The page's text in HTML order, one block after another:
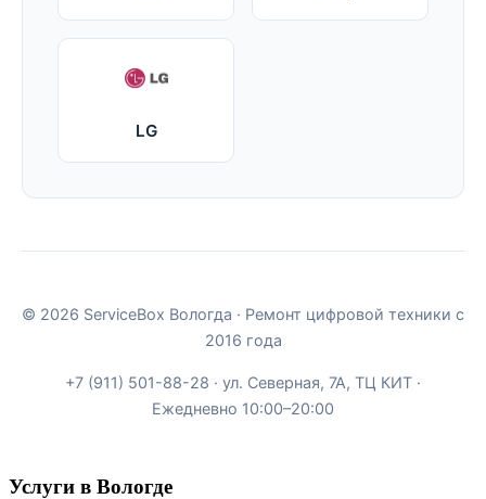
LG
© 2026 ServiceBox Вологда · Ремонт цифровой техники с
2016 года
+7 (911) 501-88-28 · ул. Северная, 7А, ТЦ КИТ ·
Ежедневно 10:00–20:00
Услуги в Вологде